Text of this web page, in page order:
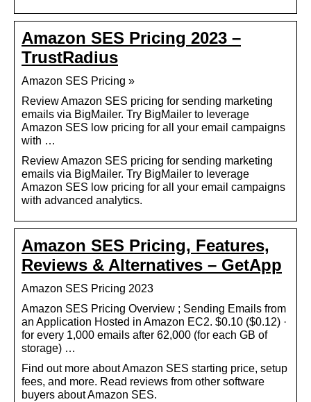
Amazon SES Pricing 2023 –
TrustRadius
Amazon SES Pricing »
Review Amazon SES pricing for sending marketing
emails via BigMailer. Try BigMailer to leverage
Amazon SES low pricing for all your email campaigns
with …
Review Amazon SES pricing for sending marketing
emails via BigMailer. Try BigMailer to leverage
Amazon SES low pricing for all your email campaigns
with advanced analytics.
Amazon SES Pricing, Features,
Reviews & Alternatives – GetApp
Amazon SES Pricing 2023
Amazon SES Pricing Overview ; Sending Emails from
an Application Hosted in Amazon EC2. $0.10 ($0.12) ·
for every 1,000 emails after 62,000 (for each GB of
storage) …
Find out more about Amazon SES starting price, setup
fees, and more. Read reviews from other software
buyers about Amazon SES.